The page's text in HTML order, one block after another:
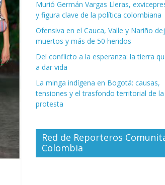
Murió Germán Vargas Lleras,
y figura clave de la política colombiana
Ofensiva en el Cauca, Valle y Nariño
muertos y más de 50 heridos
Del conflicto a la esperanza: la tierra
a dar vida
La minga indígena en Bogotá: causas,
tensiones y el trasfondo territorial de la
protesta
Red de Reporteros
Colombia